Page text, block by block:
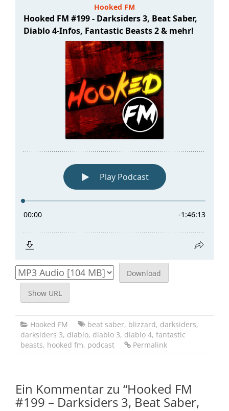
Download
Show URL
Hooked FM beat saber, blizzard, darksiders,
darksiders 3, diablo, diablo 3, diablo 4, fantastic
beasts, hooked fm, podcast Permalink
Ein Kommentar zu “Hooked FM
#199 – Darksiders 3, Beat Saber,